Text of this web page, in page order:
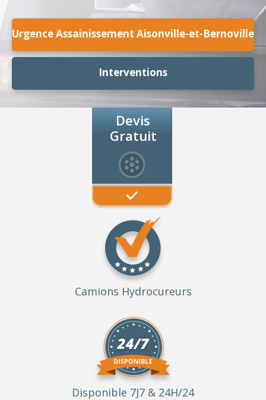
Urgence Assainissement Aisonville-et-Bernoville
Interventions
Devis
Gratuit
Camions Hydrocureurs
Disponible 7J7 & 24H/24